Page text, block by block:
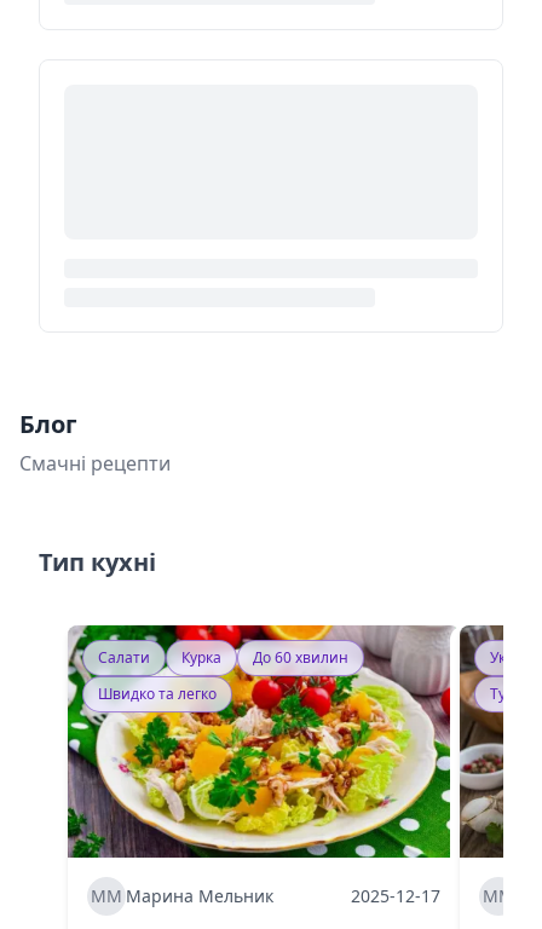
Блог
Смачні рецепти
Тип кухні
Салати Курка
До 60 хвилин
Швидко та легко
ММ Марина Мельник 2025-12-17 ММ